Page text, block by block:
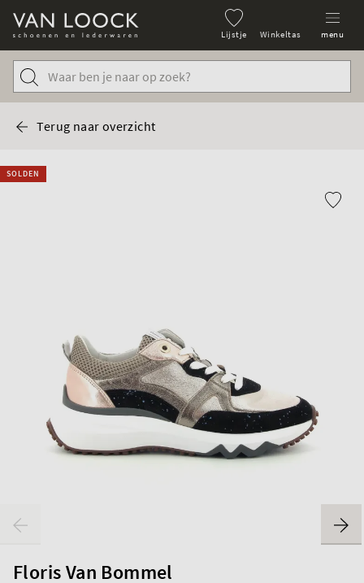
Lijstje Winkeltas menu
Terug naar overzicht
SOLDEN
Floris Van Bommel